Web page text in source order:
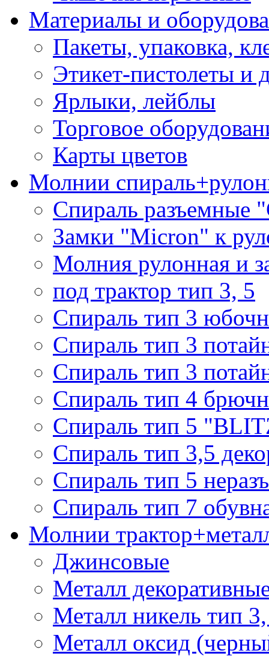
Материалы и
Пакеты, упаковка,
Этикет-пистолеты и
Ярлыки, лейблы
Торговое
Карты цветов
Молнии
Спираль разъемные
Замки "Micron" к
Молния рулонная и
под трактор тип 3, 5
Спираль тип 3
Спираль тип 3
Спираль тип 3
Спираль тип 4
Спираль тип 5
Спираль тип 3,5
Спираль тип 5
Спираль тип 7
Молнии
Джинсовые
Металл
Металл никель тип
Металл оксид